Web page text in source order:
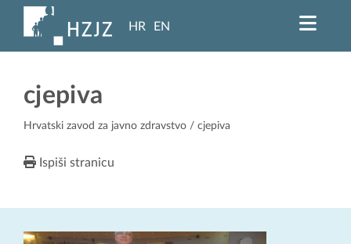
HR EN
cjepiva
Hrvatski zavod za javno zdravstvo / cjepiva
Ispiši stranicu